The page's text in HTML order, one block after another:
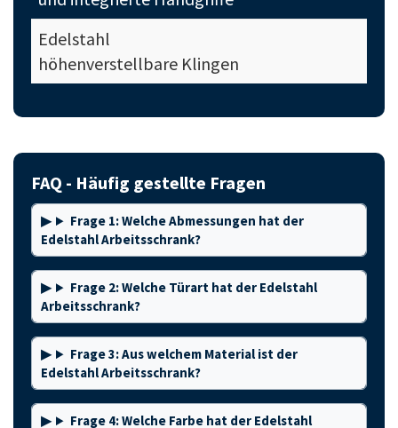
Edelstahl
höhenverstellbare Klingen
FAQ - Häufig gestellte Fragen
Frage 1: Welche Abmessungen hat der
Edelstahl Arbeitsschrank?
Frage 2: Welche Türart hat der Edelstahl
Arbeitsschrank?
Frage 3: Aus welchem Material ist der
Edelstahl Arbeitsschrank?
Frage 4: Welche Farbe hat der Edelstahl